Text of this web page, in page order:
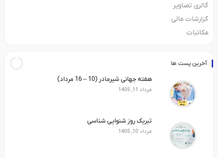
گالری تصاویر
گزارشات مالی
مکاتبات
آخرین پست ها
هفته جهانی شیرمادر (10 – 16 مرداد)
مرداد 11, 1405
تبریک روز شنوایی شناسی
مرداد 10, 1405